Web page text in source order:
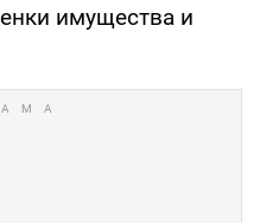
имущества и